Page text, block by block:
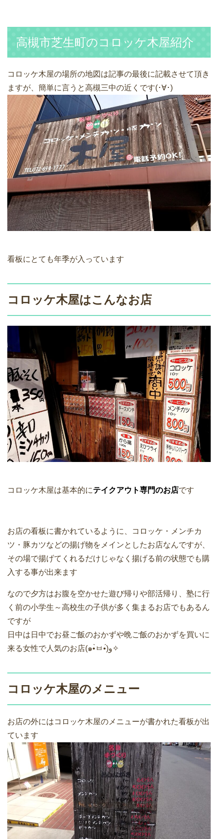
高槻市芝生町のコロッケ木屋紹介
コロッケ木屋の場所の地図は記事の最後に記載させて頂き
ますが、簡単に言うと高槻三中の近くです(･∀･)
看板にとても年季が入っています
コロッケ木屋はこんなお店
コロッケ木屋は基本的にテイクアウト専門のお店です
お店の看板に書かれているように、コロッケ・メンチカ
ツ・豚カツなどの揚げ物をメインとしたお店なんですが、
その場で揚げてくれるだけじゃなく揚げる前の状態でも購
入する事が出来ます
なので夕方はお腹を空かせた遊び帰りや部活帰り、塾に行
く前の小学生～高校生の子供が多く集まるお店でもあるん
ですが
日中は日中でお昼ご飯のおかずや晩ご飯のおかずを買いに
来る女性で人気のお店(๑•̀ㅂ•́)و✧
コロッケ木屋のメニュー
お店の外にはコロッケ木屋のメニューが書かれた看板が出
ています